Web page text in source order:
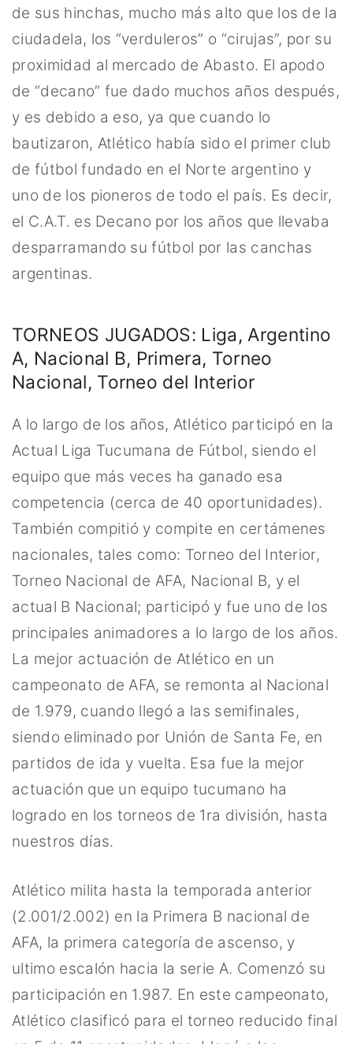
de sus hinchas, mucho más alto que los de la
ciudadela, los “verduleros” o “cirujas”, por su
proximidad al mercado de Abasto. El apodo
de “decano” fue dado muchos años después,
y es debido a eso, ya que cuando lo
bautizaron, Atlético había sido el primer club
de fútbol fundado en el Norte argentino y
uno de los pioneros de todo el país. Es decir,
el C.A.T. es Decano por los años que llevaba
desparramando su fútbol por las canchas
argentinas.
TORNEOS JUGADOS: Liga, Argentino
A, Nacional B, Primera, Torneo
Nacional, Torneo del Interior
A lo largo de los años, Atlético participó en la
Actual Liga Tucumana de Fútbol, siendo el
equipo que más veces ha ganado esa
competencia (cerca de 40 oportunidades).
También compitió y compite en certámenes
nacionales, tales como: Torneo del Interior,
Torneo Nacional de AFA, Nacional B, y el
actual B Nacional; participó y fue uno de los
principales animadores a lo largo de los años.
La mejor actuación de Atlético en un
campeonato de AFA, se remonta al Nacional
de 1.979, cuando llegó a las semifinales,
siendo eliminado por Unión de Santa Fe, en
partidos de ida y vuelta. Esa fue la mejor
actuación que un equipo tucumano ha
logrado en los torneos de 1ra división, hasta
nuestros días.
Atlético milita hasta la temporada anterior
(2.001/2.002) en la Primera B nacional de
AFA, la primera categoría de ascenso, y
ultimo escalón hacia la serie A. Comenzó su
participación en 1.987. En este campeonato,
Atlético clasificó para el torneo reducido final